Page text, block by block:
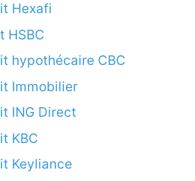
Hexafi
HSBC
hypothécaire CBC
Immobilier
ING Direct
KBC
Keyliance